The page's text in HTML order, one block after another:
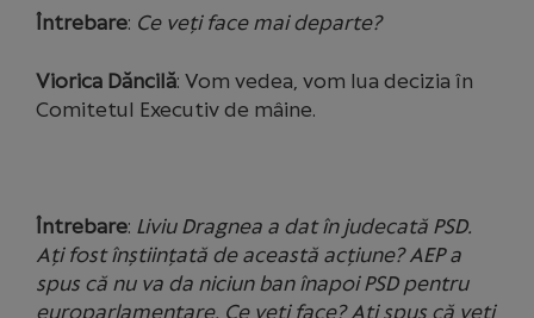
Întrebare: Ce veți face mai departe?
Viorica Dăncilă: Vom vedea, vom lua decizia în
Comitetul Executiv de mâine.
Întrebare: Liviu Dragnea a dat în judecată PSD.
Ați fost înștiințată de această acțiune? AEP a
spus că nu va da niciun ban înapoi PSD pentru
europarlamentare. Ce veți face? Ați spus că veți